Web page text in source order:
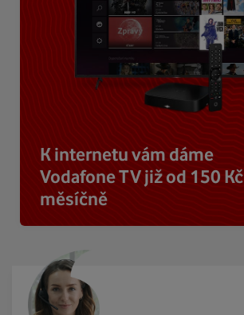
K internetu vám dáme
Vodafone TV již od 150 Kč
měsíčně